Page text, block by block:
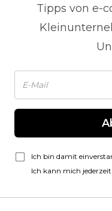
Tipps von e-
Ich bin damit
Ich kann mich